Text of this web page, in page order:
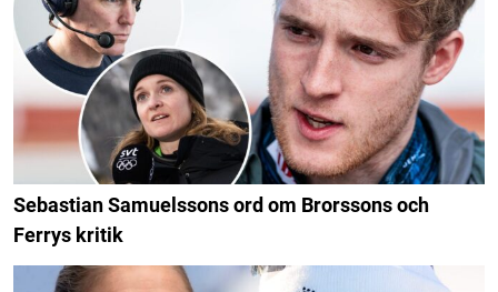
Sebastian Samuelssons ord om Brorssons och
Ferrys kritik